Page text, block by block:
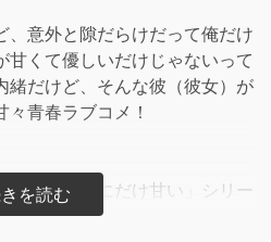
、意外と隙だらけだって俺だけ
甘くて優しいだけじゃないって
緒だけど、そんな彼（彼女）が
青春ラブコメ！
藤さんが俺にだけ甘い」シリー